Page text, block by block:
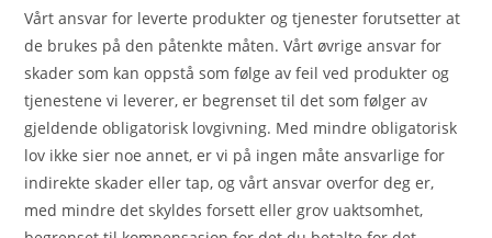
Vårt ansvar for leverte produkter og tjenester forutsetter at
de brukes på den påtenkte måten. Vårt øvrige ansvar for
skader som kan oppstå som følge av feil ved produkter og
tjenestene vi leverer, er begrenset til det som følger av
gjeldende obligatorisk lovgivning. Med mindre obligatorisk
lov ikke sier noe annet, er vi på ingen måte ansvarlige for
indirekte skader eller tap, og vårt ansvar overfor deg er,
med mindre det skyldes forsett eller grov uaktsomhet,